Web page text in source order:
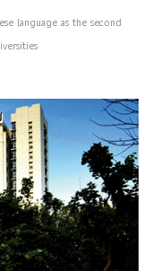
language as the second